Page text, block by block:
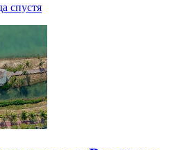
спустя